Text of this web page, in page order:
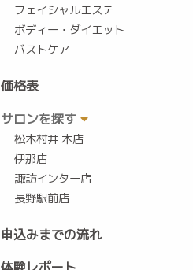
フェイシャルエステ
ボディー・ダイエット
バストケア
価格表
サロンを探す
松本村井 本店
伊那店
諏訪インター店
長野駅前店
申込みまでの流れ